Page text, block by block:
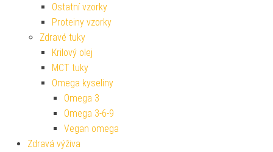
Ostatní vzorky
Proteiny vzorky
Zdravé tuky
Krilový olej
MCT tuky
Omega kyseliny
Omega 3
Omega 3-6-9
Vegan omega
Zdravá výživa